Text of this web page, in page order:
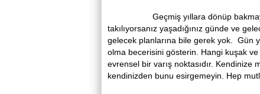
Geçmiş yıllara dönüp bakmayın,
takılıyorsanız yaşadığınız günde ve
gelecek planlarına bile gerek yok. Gün
olma becerisini gösterin. Hangi kuşak
evrensel bir varış noktasıdır. Kendinize
kendinizden bunu esirgemeyin. Hep